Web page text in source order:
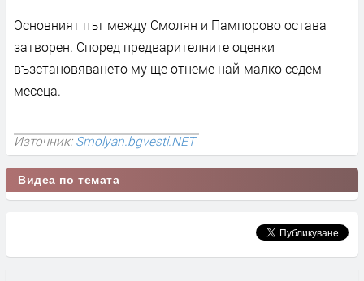
Основният път между Смолян и Пампорово остава
затворен. Според предварителните оценки
възстановяването му ще отнеме най-малко седем
месеца.
Източник:Smolyan.bgvesti.NET
Видеа по темата